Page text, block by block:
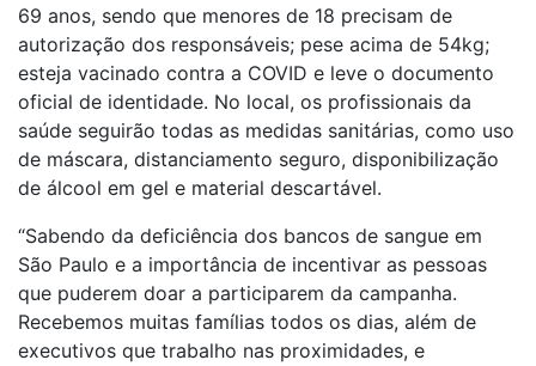
69 anos, sendo que menores de 18 precisam de
autorização dos responsáveis; pese acima de 54kg;
esteja vacinado contra a COVID e leve o documento
oficial de identidade. No local, os profissionais da
saúde seguirão todas as medidas sanitárias, como uso
de máscara, distanciamento seguro, disponibilização
de álcool em gel e material descartável.
“Sabendo da deficiência dos bancos de sangue em
São Paulo e a importância de incentivar as pessoas
que puderem doar a participarem da campanha.
Recebemos muitas famílias todos os dias, além de
executivos que trabalho nas proximidades, e